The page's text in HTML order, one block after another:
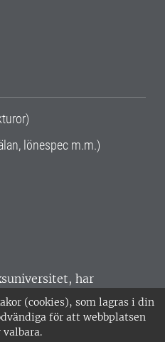
(cookies), som lagras i din
för att webbplatsen
lönespec m.m.)
har
Huvudorter är
SLU är
14001. •